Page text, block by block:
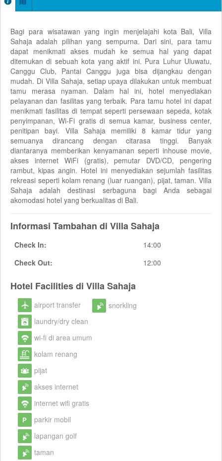
Bagi para wisatawan yang ingin menjelajahi kota Bali, Villa
Sahaja adalah pilihan yang sempurna. Dari sini, para tamu
dapat menikmati akses mudah ke semua hal yang dapat
ditemukan di sebuah kota yang aktif ini. Pura Luhur Uluwatu,
Canggu Club, Pantai Canggu juga bisa dijangkau dengan
mudah. Di Villa Sahaja, setiap upaya dilakukan untuk membuat
tamu merasa nyaman. Dalam hal ini, hotel menyediakan
pelayanan dan fasilitas yang terbaik. Para tamu hotel ini dapat
menikmati fasilitas di tempat seperti persewaan sepeda, kotak
penyimpanan, Wi-Fi gratis di semua kamar, business center,
penitipan bayi. Villa Sahaja memiliki 8 kamar tidur yang
semuanya dirancang dengan citarasa tinggi. Banyak
diantaranya memberikan kenyamanan seperti inhouse movie,
akses internet WiFi (gratis), pemutar DVD/CD, pengering
rambut, kipas angin. Hotel ini menyediakan sejumlah fasilitas
rekreasi seperti kolam renang (luar ruangan), pijat, taman. Villa
Sahaja adalah destinasi serbaguna bagi Anda sebagai
akomodasi hotel yang berkualitas di Bali.
Informasi Tambahan di Villa Sahaja
Check In:
14:00
Check Out:
12:00
Hotel Facilities di Villa Sahaja
airport transfer
laundry/dry clean
wi-fi di area umum
kolam renang
pijat
akses internet
internet wifi gratis
parkir mobil
lapangan golf
taman
snorkling